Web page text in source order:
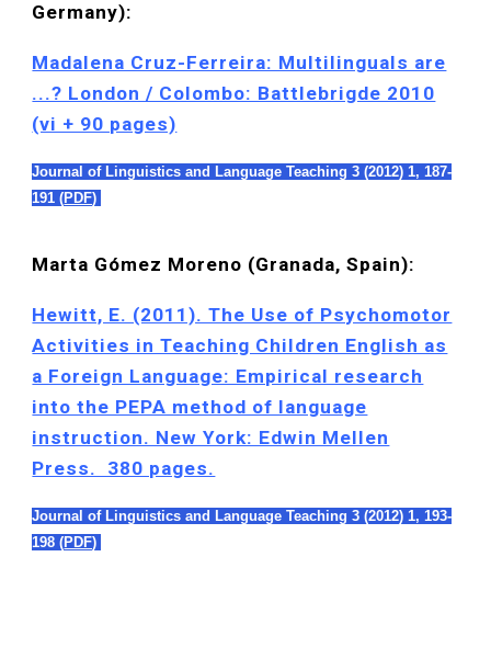
Germany):
Madalena Cruz-Ferreira: Multilinguals are
...? London / Colombo: Battlebrigde 2010
(vi + 90 pages)
Journal of Linguistics and Language Teaching 3 (2012) 1,187-
191 (PDF)
Marta Gómez Moreno (Granada, Spain):
Hewitt, E. (2011). The Use of Psychomotor
Activities in Teaching Children English as
a Foreign Language: Empirical research
into the PEPA method of language
instruction. New York: Edwin Mellen
Press. 380 pages.
Journal of Linguistics and Language Teaching 3 (2012) 1,193-
198 (PDF)